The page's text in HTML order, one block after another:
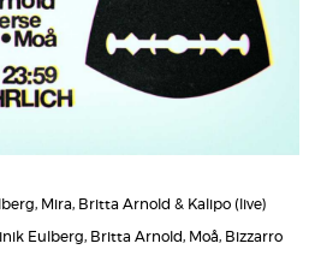
Mira, Britta Arnold & Kalipo (live)
Eulberg, Britta Arnold, Moå, Bizzarro